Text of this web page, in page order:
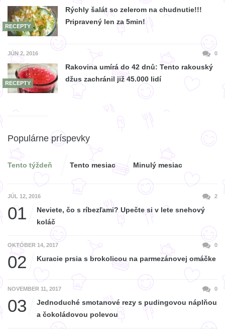
RECEPTY
Rýchly šalát so zelerom na chudnutie!!!
Pripravený len za 5min!
JÚN 2, 2016 0
RECEPTY
Rakovina umírá do 42 dnů: Tento rakouský
džus zachránil již 45.000 lidí
Populárne príspevky
Tento týždeň Tento mesiac Minulý mesiac
JÚL 12, 2016 2
01
Neviete, čo s ríbezľami? Upečte si v lete snehový
koláč
OKTÓBER 14, 2017 0
02 Kuracie prsia s brokolicou na parmezánovej omáčke
NOVEMBER 11, 2017 0
03
Jednoduché smotanové rezy s pudingovou náplňou
a čokoládovou polevou